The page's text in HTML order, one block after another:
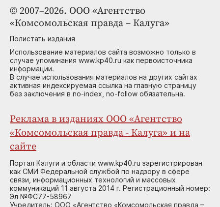
© 2007–2026. ООО «Агентство
«Комсомольская правда – Калуга»
Полистать издания
Использование материалов сайта возможно только в
случае упоминания www.kp40.ru как первоисточника
информации.
В случае использования материалов на других сайтах
активная индексируемая ссылка на главную страницу
без заключения в no-index, no-follow обязательна.
Реклама в изданиях ООО «Агентство
«Комсомольская правда - Калуга» и на
сайте
Портал Калуги и области www.kp40.ru зарегистрирован
как СМИ Федеральной службой по надзору в сфере
связи, информационных технологий и массовых
коммуникаций 11 августа 2014 г. Регистрационный номер:
Эл №ФС77-58967
Учредитель: ООО «Агентство «Комсомольская правда –